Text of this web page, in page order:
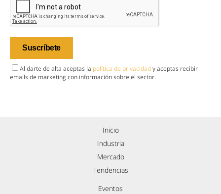
Al darte de alta aceptas la política de privacidady aceptas recibir
emails de marketing con información sobre el sector.
Inicio
Industria
Mercado
Tendencias
Eventos